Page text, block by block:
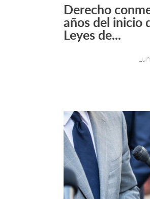
Derecho
años del inicio
Leyes de...